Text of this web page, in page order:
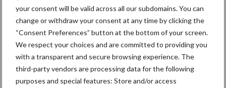
your consent will be valid across all our subdomains. You can
change or withdraw your consent at any time by clicking the
“Consent Preferences” button at the bottom of your screen.
We respect your choices and are committed to providing you
with a transparent and secure browsing experience. The
third-party vendors are processing data for the following
purposes and special features: Store and/or access
Hervorming flexibele
arbeidscontracten kent mitsen en
maren
29 dec
Freddy van de Ridder Cleaners:
“Glazenwassen zit in m’n bloed,
maar innoveren is mijn toekomst”